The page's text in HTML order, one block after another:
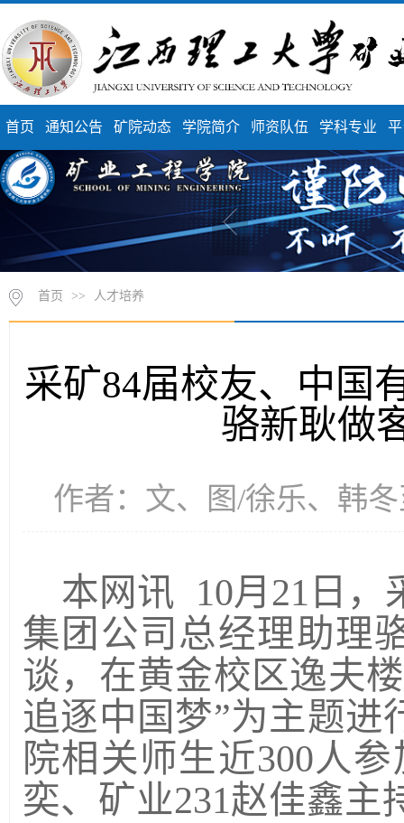
首页 通知公告 矿院动态 学院简介 师资队伍 学科专业
首页 >> 人才培养
采矿84届校友、中国
骆新耿做
作者：文、图/徐乐、韩
本网讯 10月21日
集团公司总经理助理
谈，在黄金校区逸夫
追逐中国梦”为主题进
院相关师生近300人
奕、矿业231赵佳鑫主